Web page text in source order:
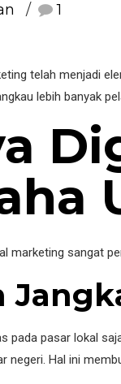
1
telah menjadi
lebih banyak
marketing sangat
pada pasar lokal
negeri. Hal ini